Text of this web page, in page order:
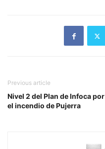
Previous article
Nivel 2 del Plan de Infoca por
el incendio de Pujerra